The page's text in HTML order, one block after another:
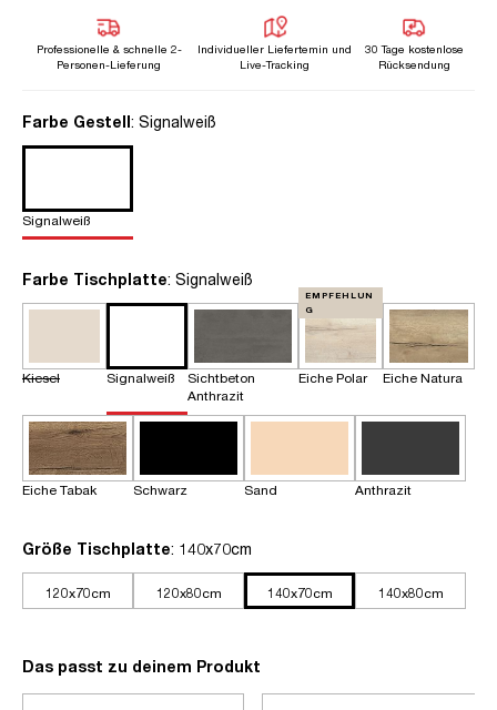
Professionelle & schnelle 2-
Personen-Lieferung
Individueller Liefertemin und
Live-Tracking
30 Tage kostenlose
Rücksendung
Farbe Gestellauswählen
: Signalweiß
Signalweiß
Farbe Tischplatteauswählen
: Signalweiß
Kiesel Signalweiß
Sichtbeton
Anthrazit
Eiche Polar
EMPFEHLUN
G
Eiche Natura
Eiche Tabak Schwarz Sand Anthrazit
Größe Tischplatteauswählen
: 140x70cm
120x70cm 120x80cm 140x70cm 140x80cm
Das passt zu deinem Produkt